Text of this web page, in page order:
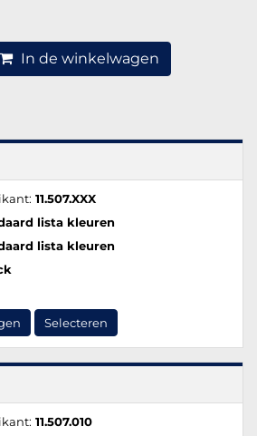
In de winkelwagen
11.507.XXX
lista kleuren
lista kleuren
Selecteren
11.507.010